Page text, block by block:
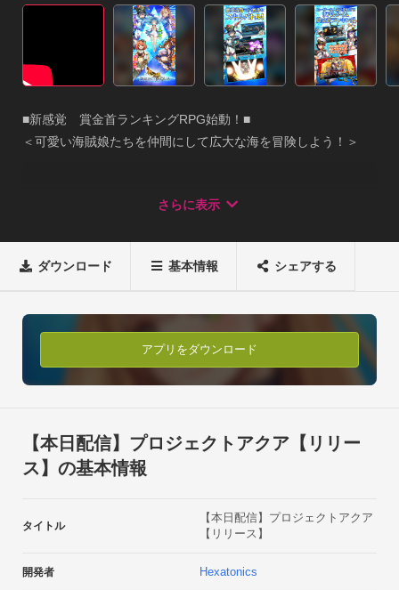
■新感覚　賞金首ランキングRPG始動！■
＜可愛い海賊娘たちを仲間にして広大な海を冒険しよう！＞
巨大な壁を貫く「ブレイクシップ」を駆り、広大な世界を旅し
白熱のキャラクターターンバトルで並み居る強敵を撃破しよ
キャラごとに設定されたスキルと武器スキルの組み合わせで攻
【バトルシステム】
す。
・タップ操作でド派手なスキル演出を楽しんでください。
井口裕香、徳井青空、麻倉もも、夏川椎菜、野水伊織など
さらに表示
ダウンロード 基本情報 シェアする
アプリをダウンロード
【本日配信】プロジェクトアクア【リリー
ス】の基本情報
タイトル
【本日配信】プロジェクトアクア
【リリース】
開発者 Hexatonics